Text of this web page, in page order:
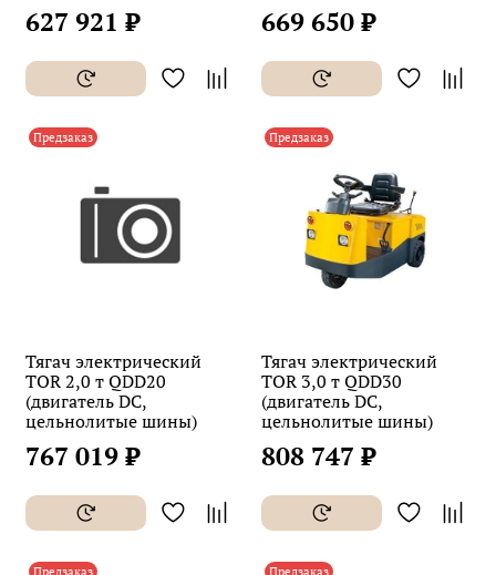
627 921 ₽ 669 650 ₽
Предзаказ
Тягач электрический
TOR 2,0 т QDD20
(двигатель DC,
цельнолитые шины)
767 019 ₽
Предзаказ
Тягач электрический
TOR 3,0 т QDD30
(двигатель DC,
цельнолитые шины)
808 747 ₽
Предзаказ Предзаказ